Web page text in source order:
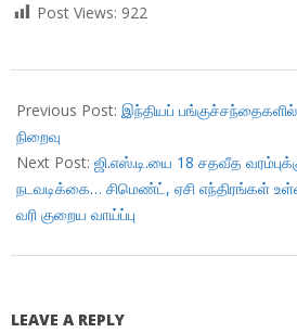
Post Views: 922
12-
21
Previous Post: இந்தியப்
நிறைவு
Next Post: ஜி.எஸ்.டி.யை 18 சதவீத
நடவடிக்கை… சிமெண்ட், ஏசி எந்திரங்கள்
வரி குறைய வாய்ப்பு
LEAVE A REPLY